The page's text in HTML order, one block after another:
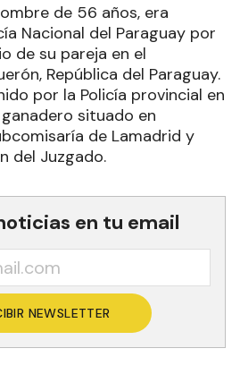
de 56 años, era
Nacional del Paraguay por
de su pareja en el
República del Paraguay.
por la Policía provincial en
situado en
de Lamadrid y
del Juzgado.
en tu email
NEWSLETTER